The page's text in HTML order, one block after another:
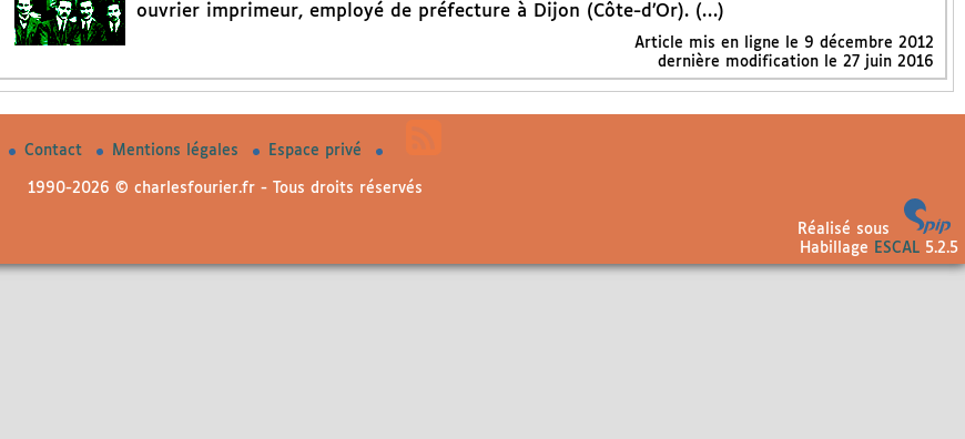
ouvrier imprimeur, employé de préfecture à Dijon (Côte-d’Or). (…)
Article mis en ligne le 9 décembre 2012
dernière modification le 27 juin 2016
Contact Mentions légales Espace privé
1990-2026 © charlesfourier.fr - Tous droits réservés
Réalisé sous
Habillage
ESCAL5.2.5